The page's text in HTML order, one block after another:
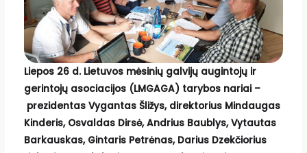
Liepos 26 d. Lietuvos mėsinių galvijų augintojų ir
gerintojų asociacijos (LMGAGA) tarybos nariai –
prezidentas Vygantas Šližys, direktorius Mindaugas
Kinderis, Osvaldas Dirsė, Andrius Baublys, Vytautas
Barkauskas, Gintaris Petrėnas, Darius Dzekčiorius